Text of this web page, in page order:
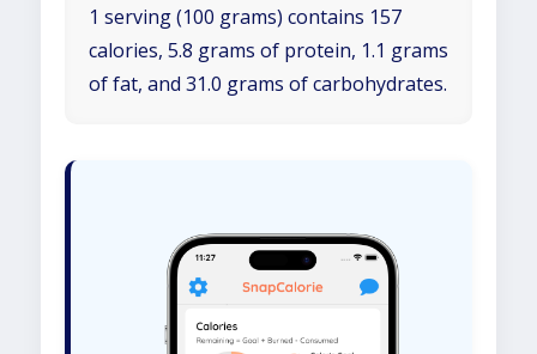
1 serving (100 grams) contains 157
calories, 5.8 grams of protein, 1.1 grams
of fat, and 31.0 grams of carbohydrates.